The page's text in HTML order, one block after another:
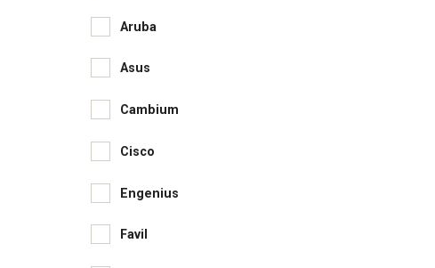
Aruba
Asus
Cambium
Cisco
Engenius
Favil